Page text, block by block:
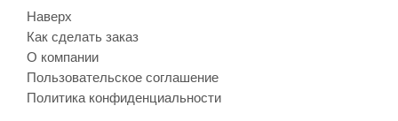
Наверх
Как сделать заказ
О компании
Пользовательское соглашение
Политика конфиденциальности